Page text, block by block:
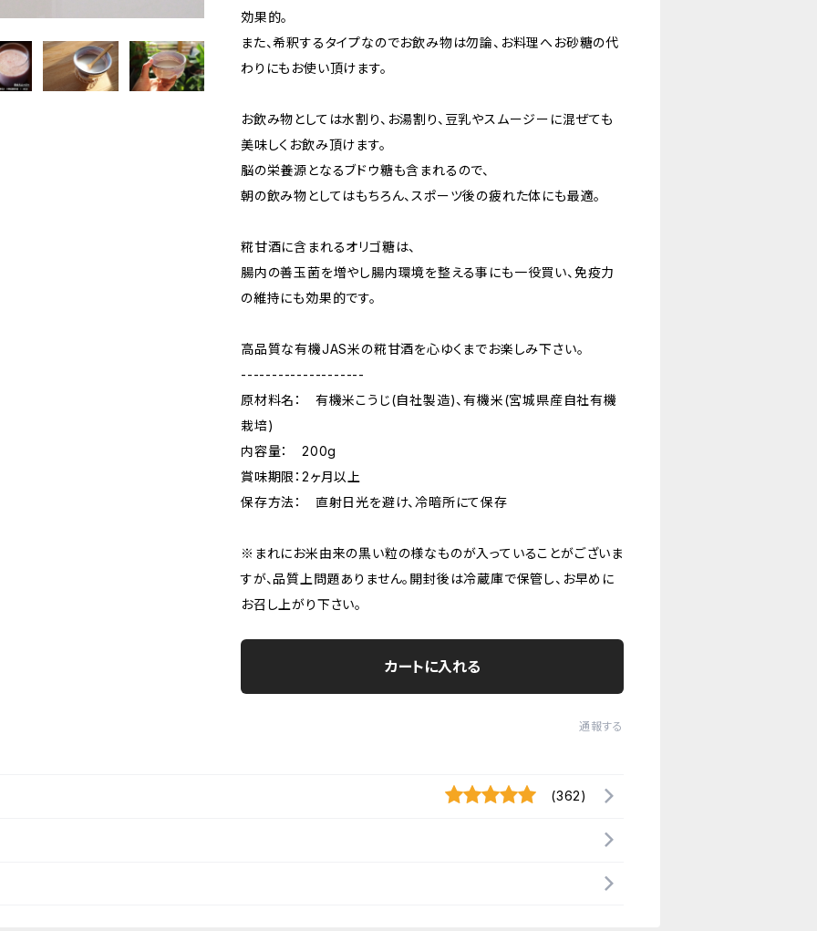
効果的。
また、希釈するタイプなのでお飲み物は勿論、お料理へお砂糖の代
わりにもお使い頂けます。
お飲み物としては水割り、お湯割り、豆乳やスムージーに混ぜても
美味しくお飲み頂けます。
脳の栄養源となるブドウ糖も含まれるので、
朝の飲み物としてはもちろん、スポーツ後の疲れた体にも最適。
糀甘酒に含まれるオリゴ糖は、
腸内の善玉菌を増やし腸内環境を整える事にも一役買い、免疫力
の維持にも効果的です。
高品質な有機JAS米の糀甘酒を心ゆくまでお楽しみ下さい。
--------------------
原材料名： 有機米こうじ(自社製造)、有機米(宮城県産自社有機
栽培)
内容量： 200g
賞味期限：2ヶ月以上
保存方法： 直射日光を避け、冷暗所にて保存
※まれにお米由来の黒い粒の様なものが入っていることがございま
すが、品質上問題ありません。開封後は冷蔵庫で保管し、お早めに
お召し上がり下さい。
カートに入れる
通報する
(362)